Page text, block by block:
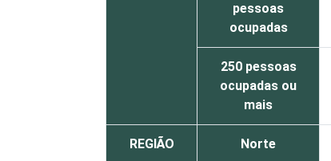
pessoas
ocupadas
250 pessoas
ocupadas ou
mais
REGIÃO Norte